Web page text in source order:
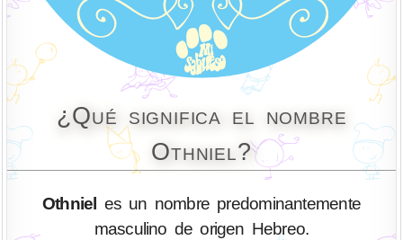
¿Qué significa el nombre
Othniel?
Othniel
es un nombre predominantemente
masculino de origen Hebreo.